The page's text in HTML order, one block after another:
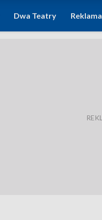
Dwa Teatry Reklama